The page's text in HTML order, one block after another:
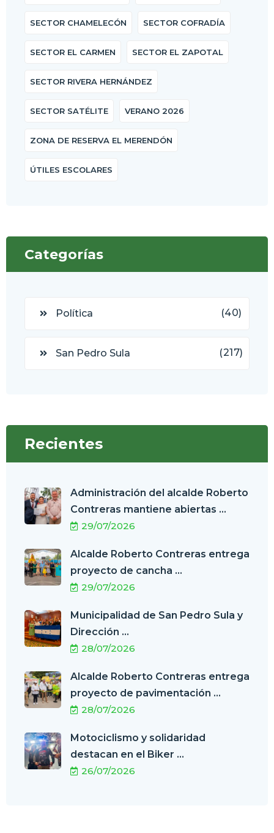
SECTOR CHAMELECÓN SECTOR COFRADÍA
SECTOR EL CARMEN SECTOR EL ZAPOTAL
SECTOR RIVERA HERNÁNDEZ
SECTOR SATÉLITE VERANO 2026
ZONA DE RESERVA EL MERENDÓN
ÚTILES ESCOLARES
Categorías
Política (40)
San Pedro Sula (217)
Recientes
Administración del alcalde Roberto
Contreras mantiene abiertas ...
29/07/2026
Alcalde Roberto Contreras entrega
proyecto de cancha ...
29/07/2026
Municipalidad de San Pedro Sula y
Dirección ...
28/07/2026
Alcalde Roberto Contreras entrega
proyecto de pavimentación ...
28/07/2026
Motociclismo y solidaridad
destacan en el Biker ...
26/07/2026